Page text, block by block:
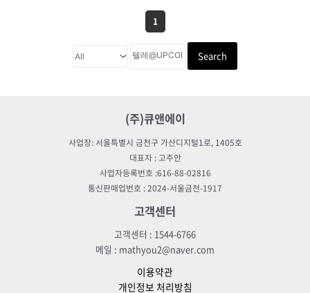
1
Search
(주)큐앤에이
사업장: 서울특별시 금천구 가산디지털1로, 1405호
대표자 : 고주안
사업자등록번호 :616-88-02816
통신판매업번호 : 2024-서울금천-1917
고객센터
고객센터 : 1544-6766
메일 : mathyou2@naver.com
이용약관
개인정보 처리방침